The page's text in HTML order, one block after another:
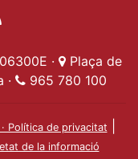
Dénia
Ajuntament
Dénia de
Dénia
Actualitat
Ajuntament
·
Plaça de
·
965 780 100
Política de privacitat
de la informació